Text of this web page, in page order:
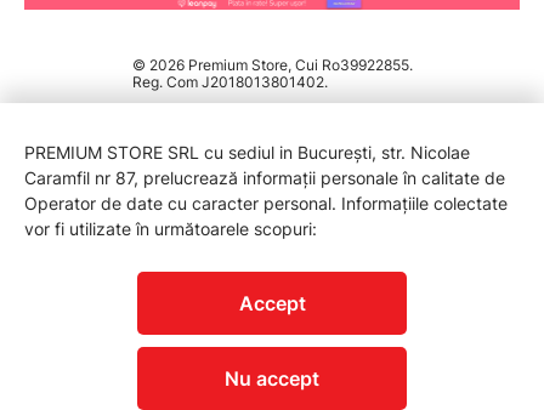
© 2026 Premium Store, Cui Ro39922855.
Reg. Com J2018013801402.
PREMIUM STORE SRL cu sediul in București, str. Nicolae
Caramfil nr 87, prelucrează informații personale în calitate de
Operator de date cu caracter personal. Informațiile colectate
vor fi utilizate în următoarele scopuri:
Accept
Nu accept